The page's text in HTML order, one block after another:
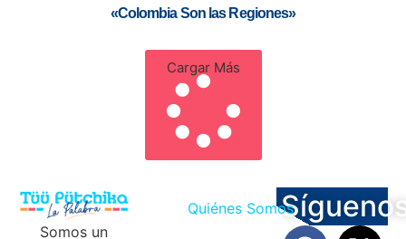
«Colombia Son las Regiones»
Cargar Más
Somos un
Quiénes Somos